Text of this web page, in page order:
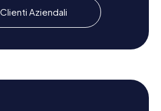
al tesoro a Gibilterra,
i dintorni. Una visita al
vi offre un'atmosfera
la giornata. Qui potete godervi
ammirare la spettacolare vista
interessati alla storia, alla
Aziendali